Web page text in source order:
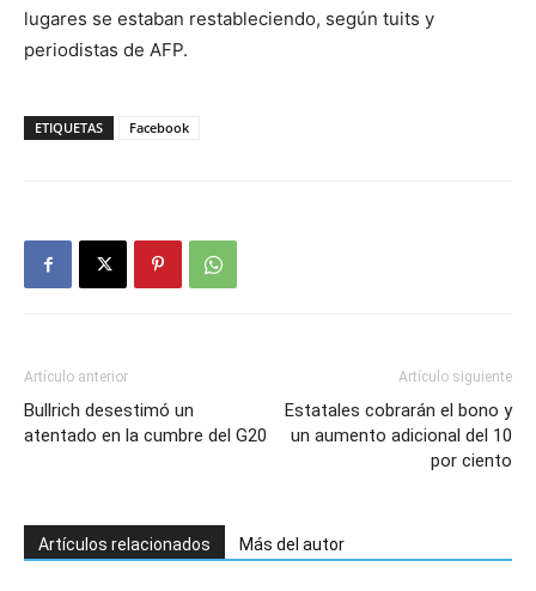
lugares se estaban restableciendo, según tuits y
periodistas de AFP.
ETIQUETAS Facebook
Artículo anterior
Bullrich desestimó un
atentado en la cumbre del G20
Artículo siguiente
Estatales cobrarán el bono y
un aumento adicional del 10
por ciento
Artículos relacionados Más del autor